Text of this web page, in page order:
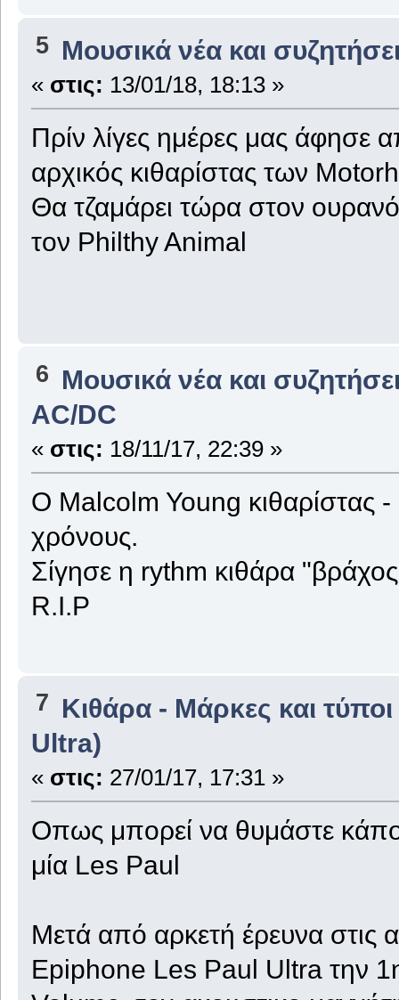
5 Μουσικά νέα και
« στις: 13/01/18, 18:13 »
Πρίν λίγες ημέρες μας
αρχικός κιθαρίστας των
Θα τζαμάρει τώρα στον
τον Philthy Animal
6 Μουσικά νέα και
AC/DC
« στις: 18/11/17, 22:39 »
Ο Malcolm Young
χρόνους.
Σίγησε η rythm κιθάρα
R.I.P
7 Κιθάρα - Μάρκες και τύποι
Ultra)
« στις: 27/01/17, 17:31 »
Οπως μπορεί να θυμάστε
μία Les Paul
Μετά από αρκετή έρευνα στις
Epiphone Les Paul Ultra την